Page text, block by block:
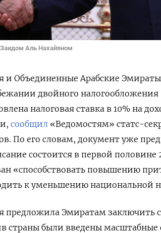
Аль Нахайяном
и Объединенные Арабские
двойного
налоговая ставка в 10% на
сообщил «Ведомостям» статс-
По его словам, документ уже
состоится в первой половине
«способствовать повышению
к уменьшению национальной
предложила Эмиратам заключить
страны были введены масштабные